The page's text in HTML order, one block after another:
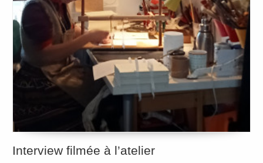
Interview filmée à l’atelier